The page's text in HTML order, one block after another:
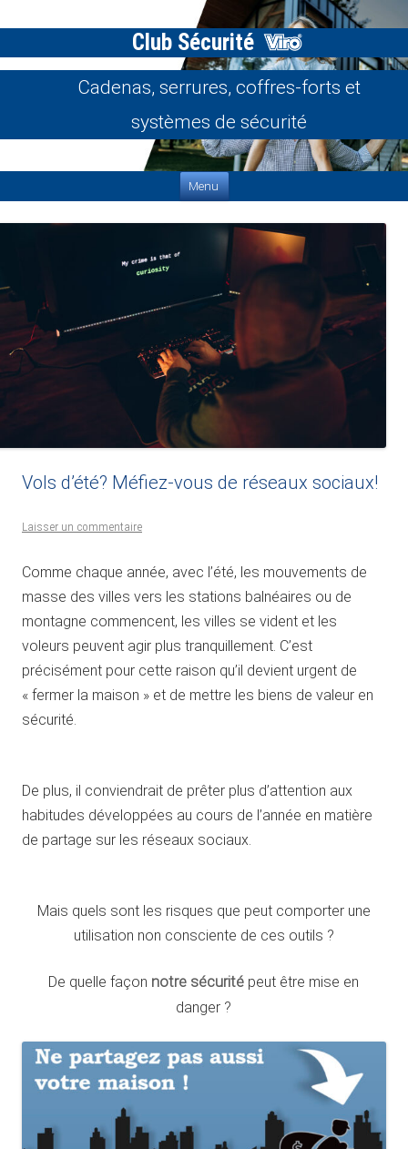
Club Sécurité
Cadenas, serrures, coffres-forts et
systèmes de sécurité
Menu
Vols d’été? Méfiez-vous de réseaux sociaux!
Laisser un commentaire
Comme chaque année, avec l’été, les mouvements de
masse des villes vers les stations balnéaires ou de
montagne commencent, les villes se vident et les
voleurs peuvent agir plus tranquillement. C’est
précisément pour cette raison qu’il devient urgent de
« fermer la maison » et de mettre les biens de valeur en
sécurité.
De plus, il conviendrait de prêter plus d’attention aux
habitudes développées au cours de l’année en matière
de partage sur les réseaux sociaux.
Mais quels sont les risques que peut comporter une
utilisation non consciente de ces outils ?
De quelle façon notre sécurité peut être mise en
danger ?